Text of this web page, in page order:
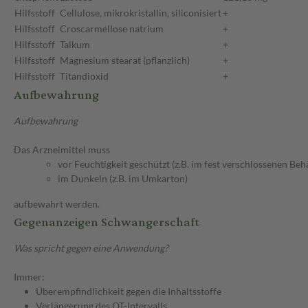
Hilfsstoff Cellulose, mikrokristallin, siliconisiert+
Hilfsstoff Croscarmellose natrium
+
Hilfsstoff Talkum
+
Hilfsstoff Magnesium stearat (pflanzlich)
+
Hilfsstoff Titandioxid +
Aufbewahrung
Aufbewahrung
Das Arzneimittel muss
vor Feuchtigkeit geschützt (z.B. im fest verschlossenen
im Dunkeln (z.B. im Umkarton)
aufbewahrt werden.
Gegenanzeigen Schwangerschaft
Was spricht gegen eine Anwendung?
Immer:
Überempfindlichkeit gegen die Inhaltsstoffe
Verlängerung des QT-Intervalls